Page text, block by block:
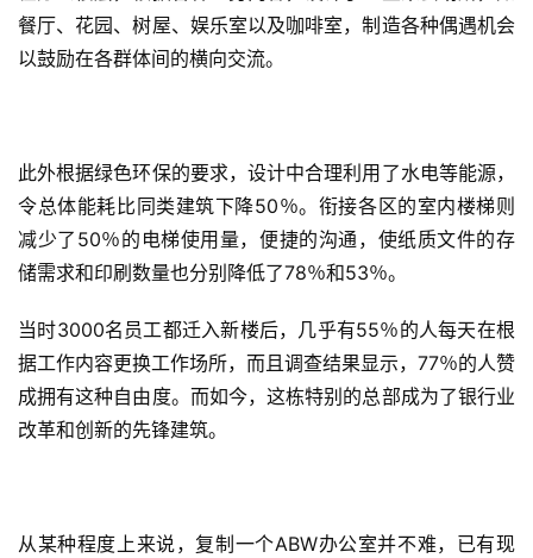
餐厅、花园、树屋、娱乐室以及咖啡室，制造各种偶遇机会
以鼓励在各群体间的横向交流。
此外根据绿色环保的要求，设计中合理利用了水电等能源，
令总体能耗比同类建筑下降50％。衔接各区的室内楼梯则
减少了50％的电梯使用量，便捷的沟通，使纸质文件的存
储需求和印刷数量也分别降低了78％和53％。
当时3000名员工都迁入新楼后，几乎有55％的人每天在根
据工作内容更换工作场所，而且调查结果显示，77％的人赞
成拥有这种自由度。而如今，这栋特别的总部成为了银行业
改革和创新的先锋建筑。
从某种程度上来说，复制一个ABW办公室并不难，已有现